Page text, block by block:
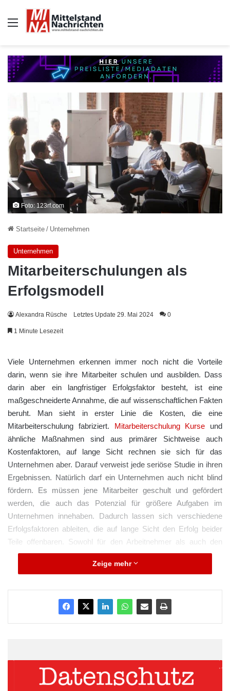
Auswahl
Foto: 123rf.com
Startseite / Unternehmen
Unternehmen
Mitarbeiterschulungen als
Erfolgsmodell
Alexandra Rüsche Letztes Update 29. Mai 2024 0
1 Minute Lesezeit
Viele Unternehmen erkennen immer noch nicht die Vorteile
darin, wenn sie ihre Mitarbeiter schulen und ausbilden. Dass
darin aber ein langfristiger Erfolgsfaktor besteht, ist eine
maßgeschneiderte Annahme, die auf wissenschaftlichen Fakten
beruht. Man sieht in erster Linie die Kosten, die eine
Mitarbeiterschulung fabriziert. Mitarbeiterschulung Kurse und
ähnliche Maßnahmen sind aus primärer Sichtweise auch
Kostenfaktoren, auf lange Sicht rechnen sie sich für das
Unternehmen aber. Darauf verweist jede seriöse Studie in ihren
Ergebnissen. Natürlich darf ein Unternehmen auch nicht blind
fördern. Es müssen jene Mitarbeiter geschult und gefördert
werden, die auch das Potenzial für größere Aufgaben im
Unternehmen innehaben. Dadurch lassen sich verschiedene
Erfolgsfaktoren ableiten, die auf lange Sicht den Erfolg beider
Teile offenbaren. Sowohl für den Arbeitnehmer als auch den
Arbeitgeber teilen sich die Erfolgsschritte klar auf. Dabei sollte
das Unternehmen auch konkrete Maßnahmen setzen, um den
die man bereitstellen kann. Eine Möglichkeit besteht darin, dass
der Mitarbeiter sich langfristig an das Unternehmen bindet. Löst
Unternehmen zu retournieren hat.
Zeige mehr